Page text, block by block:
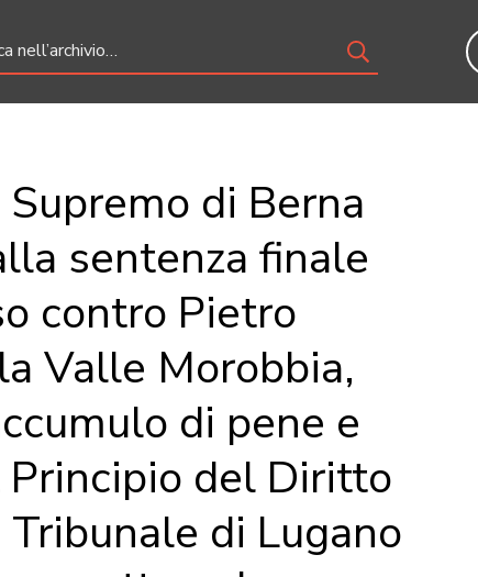
di Berna
sentenza finale
contro Pietro
Valle Morobbia,
di pene e
del Diritto
di Lugano